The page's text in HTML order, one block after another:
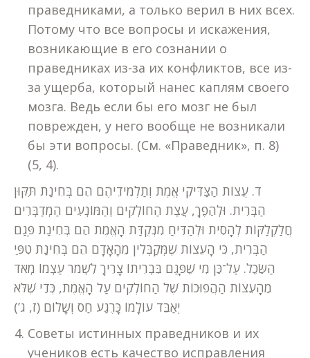
праведниками, а только верил в них всех.
Потому что все вопросы и искажения,
возникающие в его сознании о
праведниках из-за их конфликтов, все из-
за ущерба, который нанес каплям своего
мозга. Ведь если бы его мозг не был
поврежден, у него вообще не возникали
бы эти вопросы. (См. «Праведник», п. 8)
(5, 4).
ד. עֲצוֹת הַצַּדִּיקֵי אֱמֶת וְתַלְמִידֵיהֶם הֵם בְּחִינַת תִּקּוּן
הַבְּרִית. וּלְהֵפֶךְ, עֲצַת הַחוֹלְקִים וְהַמּוֹנְעִים הַמְדַבְּרִים
חֲלַקְלַקּוֹת לְהָסִית וּלְהַדִּיחַ מִנְּקֻדַּת הָאֱמֶת הֵם בְּחִינַת פְּגַם
הַבְּרִית, כִּי הָעֵצוֹת שֶׁמְּקַבְּלִין מֵהָאָדָם הֵם בְּחִינַת טִפֵּי
הַשֵּׂכֶל. עַל־כֵּן מִי שֶׁפָּגַם בִּבְרִיתוֹ צָרִיךְ לִשְׁמֹר עַצְמוֹ מְאֹד
מֵהָעֵצוֹת הַהֲפוּכוֹת שֶׁל הַחוֹלְקִים עַל הָאֱמֶת, כְּדֵי שֶׁלֹּא
יְאַבֵּד עוֹלָמוֹ כָּרֶגַע חַס וְשָׁלוֹם (ז, ג’)
Советы истинных праведников и их
учеников есть качество исправления